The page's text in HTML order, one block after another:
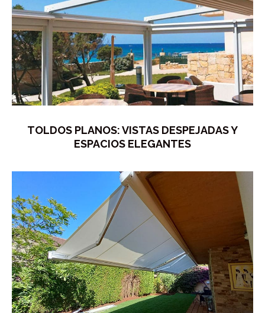
TOLDOS PLANOS: VISTAS DESPEJADAS Y
ESPACIOS ELEGANTES